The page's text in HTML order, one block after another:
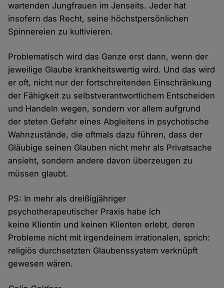
wartenden Jungfrauen im Jenseits. Jeder hat
insofern das Recht, seine höchstpersönlichen
Spinnereien zu kultivieren.
Problematisch wird das Ganze erst dann, wenn der
jeweilige Glaube krankheitswertig wird. Und das wird
er oft, nicht nur der fortschreitenden Einschränkung
der Fähigkeit zu selbstverantwortlichem Entscheiden
und Handeln wegen, sondern vor allem aufgrund
der steten Gefahr eines Abgleitens in psychotische
Wahnzustände, die oftmals dazu führen, dass der
Gläubige seinen Glauben nicht mehr als Privatsache
ansieht, sondern andere davon überzeugen zu
müssen glaubt.
PS: In mehr als dreißigjähriger
psychotherapeutischer Praxis habe ich
keine Klientin und keinen Klienten erlebt, deren
Probleme nicht mit irgendeinem irrationalen, sprich:
religiös durchsetzten Glaubenssystem verknüpft
gewesen wären.